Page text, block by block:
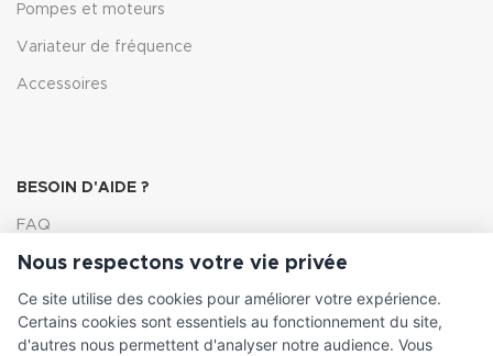
Pompes et moteurs
Variateur de fréquence
Accessoires
BESOIN D'AIDE ?
FAQ
Lexique
Comment choisir ma pompe
Nous respectons votre vie privée
Ce site utilise des cookies pour améliorer votre expérience.
Certains cookies sont essentiels au fonctionnement du site,
d'autres nous permettent d'analyser notre audience. Vous